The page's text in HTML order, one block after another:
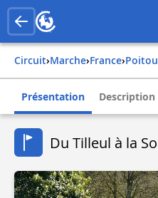
Circuit› Marche› france›
Présentation Description
Du Tilleul à la